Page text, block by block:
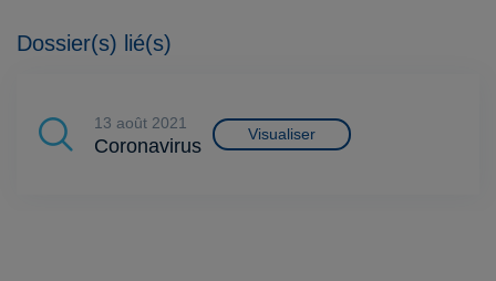
Dossier(s) lié(s)
13 août 2021
Coronavirus
Visualiser